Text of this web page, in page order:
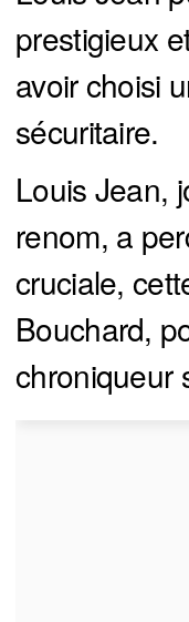
prestigieux
avoir choisi
sécuritaire.
Louis Jean,
renom, a
cruciale,
Bouchard,
chroniqueur